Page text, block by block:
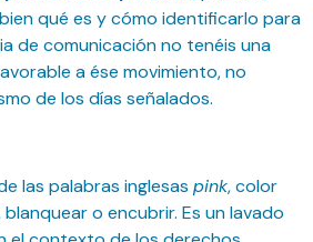
qué es y cómo identificarlo para
de comunicación no tenéis una
a ése movimiento, no
de los días señalados.
las palabras inglesas pink, color
blanquear o encubrir. Es un lavado